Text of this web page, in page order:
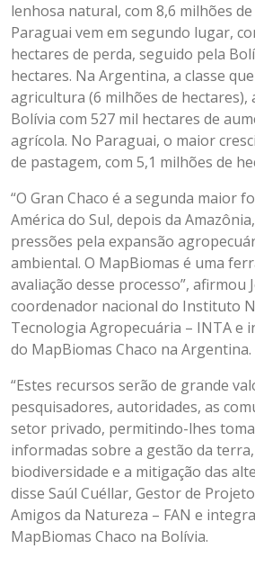
lenhosa natural, com 8,6 milhões de
Paraguai vem em segundo lugar,
hectares de perda, seguido pela
hectares. Na Argentina, a classe
agricultura (6 milhões de hectares),
Bolívia com 527 mil hectares de
agrícola. No Paraguai, o maior
de pastagem, com 5,1 milhões de
“O Gran Chaco é a segunda maior
América do Sul, depois da
pressões pela expansão
ambiental. O MapBiomas é uma
avaliação desse processo”, afirmou
coordenador nacional do Instituto
Tecnologia Agropecuária – INTA e
do MapBiomas Chaco na Argentina.
“Estes recursos serão de grande
pesquisadores, autoridades, as
setor privado, permitindo-lhes
informadas sobre a gestão da
biodiversidade e a mitigação das
disse Saúl Cuéllar, Gestor de
Amigos da Natureza – FAN e
MapBiomas Chaco na Bolívia.